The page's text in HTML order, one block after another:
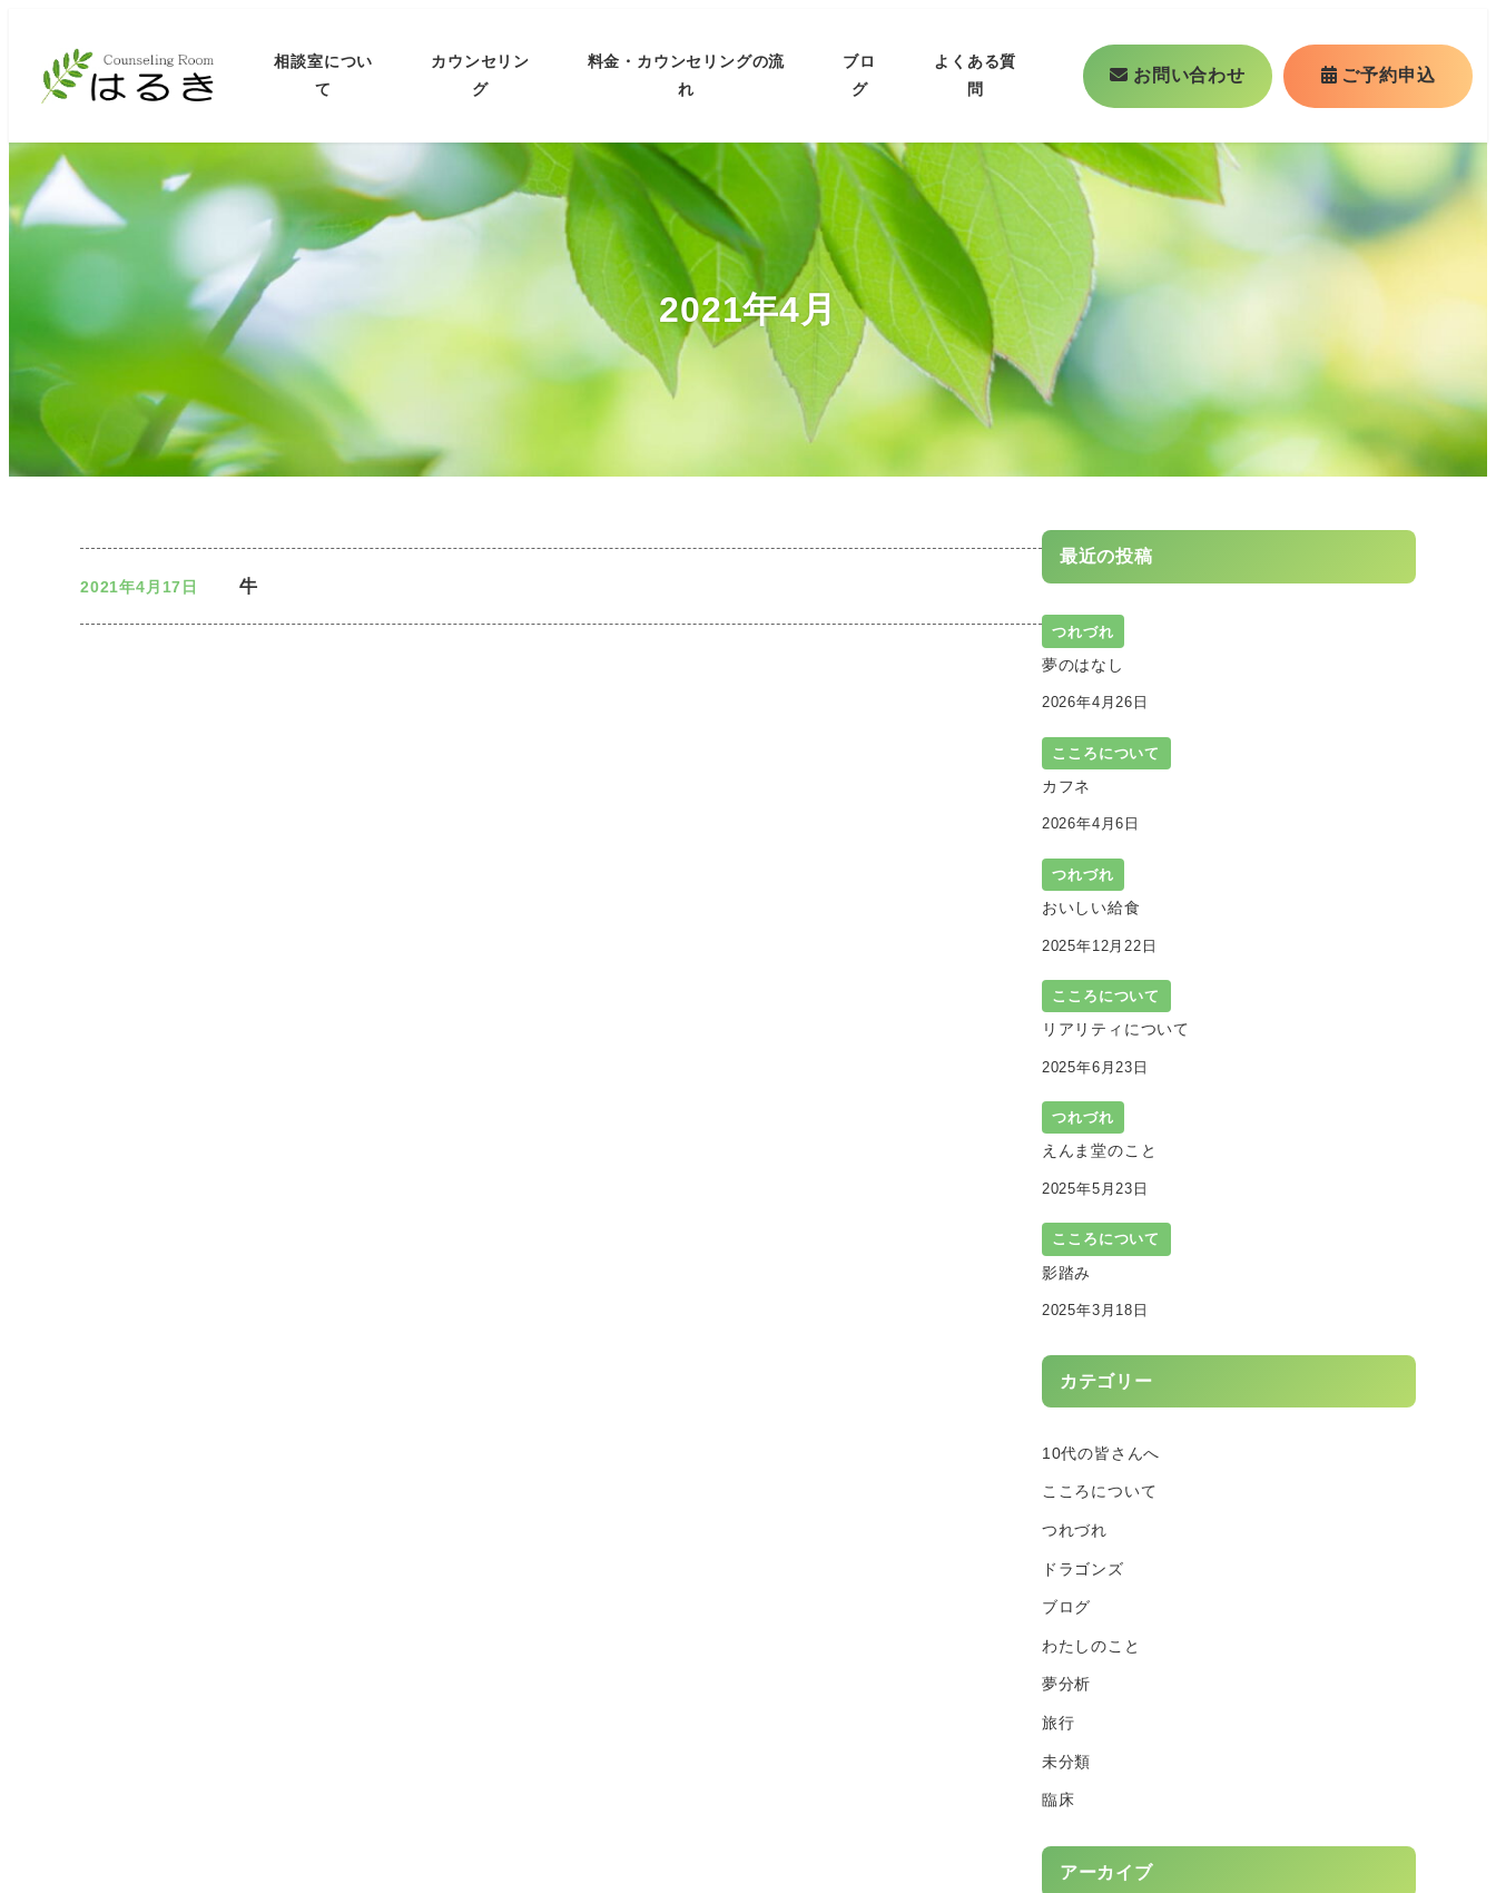
相談室につい
て
カウンセリン
グ
料金・カウンセリングの流
れ
ブロ
グ
よくある質
問
お問い合わせ ご予約申込
2021年4月
牛
2021年4月17日
最近の投稿
つれづれ
夢のはなし
2026年4月26日
こころについて
カフネ
2026年4月6日
つれづれ
おいしい給食
2025年12月22日
こころについて
リアリティについて
2025年6月23日
つれづれ
えんま堂のこと
2025年5月23日
こころについて
影踏み
2025年3月18日
カテゴリー
10代の皆さんへ
こころについて
つれづれ
ドラゴンズ
ブログ
わたしのこと
夢分析
旅行
未分類
臨床
アーカイブ